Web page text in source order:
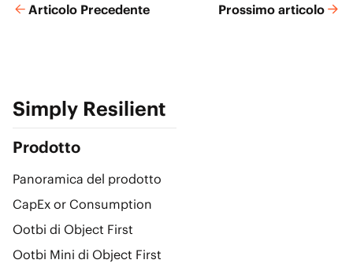
Articolo Precedente Prossimo articolo
Simply Resilient
Prodotto
Panoramica del prodotto
CapEx or Consumption
Ootbi di Object First
Ootbi Mini di Object First